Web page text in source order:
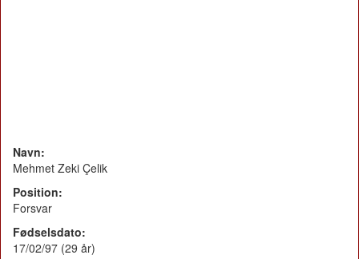
Navn:
Mehmet Zeki Çelik
Position:
Forsvar
Fødselsdato:
17/02/97 (29 år)